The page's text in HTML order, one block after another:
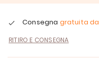
Consegna gratuita da
RITIRO E CONSEGNA